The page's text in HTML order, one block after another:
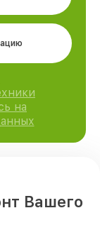
на
Вашего